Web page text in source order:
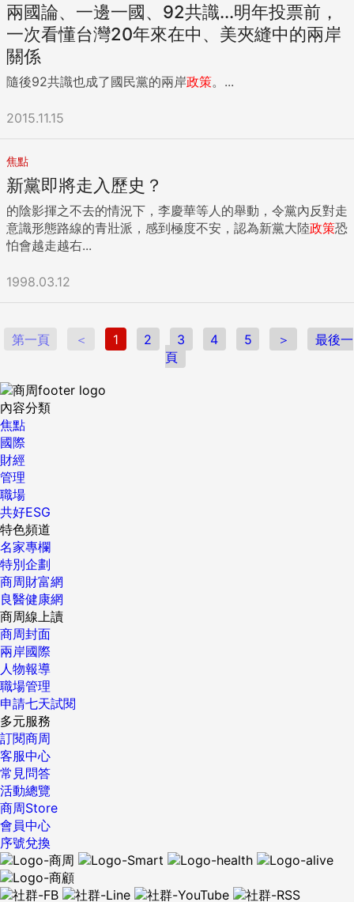
兩國論、一邊一國、92共識...明年投票前，
一次看懂台灣20年來在中、美夾縫中的兩岸
關係
隨後92共識也成了國民黨的兩岸政策。...
2015.11.15
焦點
新黨即將走入歷史？
的陰影揮之不去的情況下，李慶華等人的舉動，令黨內反對走
意識形態路線的青壯派，感到極度不安，認為新黨大陸政策恐
怕會越走越右...
1998.03.12
第一頁 ＜ 1 2 3 4 5 ＞
最後一
頁
內容分類
焦點
國際
財經
管理
職場
共好ESG
特色頻道
名家專欄
特別企劃
商周財富網
良醫健康網
商周線上讀
商周封面
兩岸國際
人物報導
職場管理
申請七天試閱
多元服務
訂閱商周
客服中心
常見問答
活動總覽
商周Store
會員中心
序號兌換